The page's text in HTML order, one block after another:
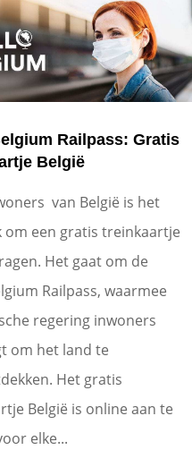
Railpass: Gratis
België
van België is het
om een gratis treinkaartje
Het gaat om de
Railpass, waarmee
regering inwoners
om het land te
Het gratis
België is online aan te
elke...